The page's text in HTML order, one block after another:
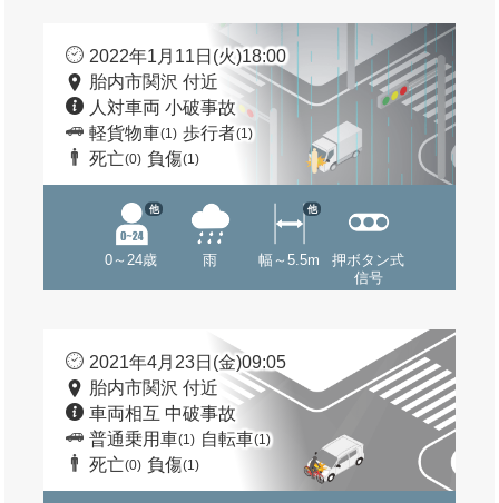
2022年1月11日(火)18:00
胎内市関沢 付近
人対車両 小破事故
軽貨物車(1) 歩行者(1)
死亡(0) 負傷(1)
0～24歳
他
雨 幅～5.5m
他
押ボタン式
信号
2021年4月23日(金)09:05
胎内市関沢 付近
車両相互 中破事故
普通乗用車(1) 自転車(1)
死亡(0) 負傷(1)